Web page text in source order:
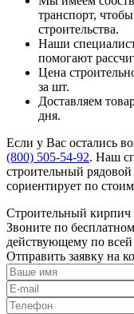
транспорт,
строительства.
Наши
помогают
Цена
за шт.
Доставляем
дня.
Если у Вас остались
(800) 505-54-92. Наш
строительный
сориентирует по
Строительный кирпич
Звоните по
действующему по
Отправить заявку на